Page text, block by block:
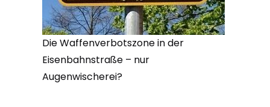
Die Waffenverbotszone in der
Eisenbahnstraße – nur
Augenwischerei?